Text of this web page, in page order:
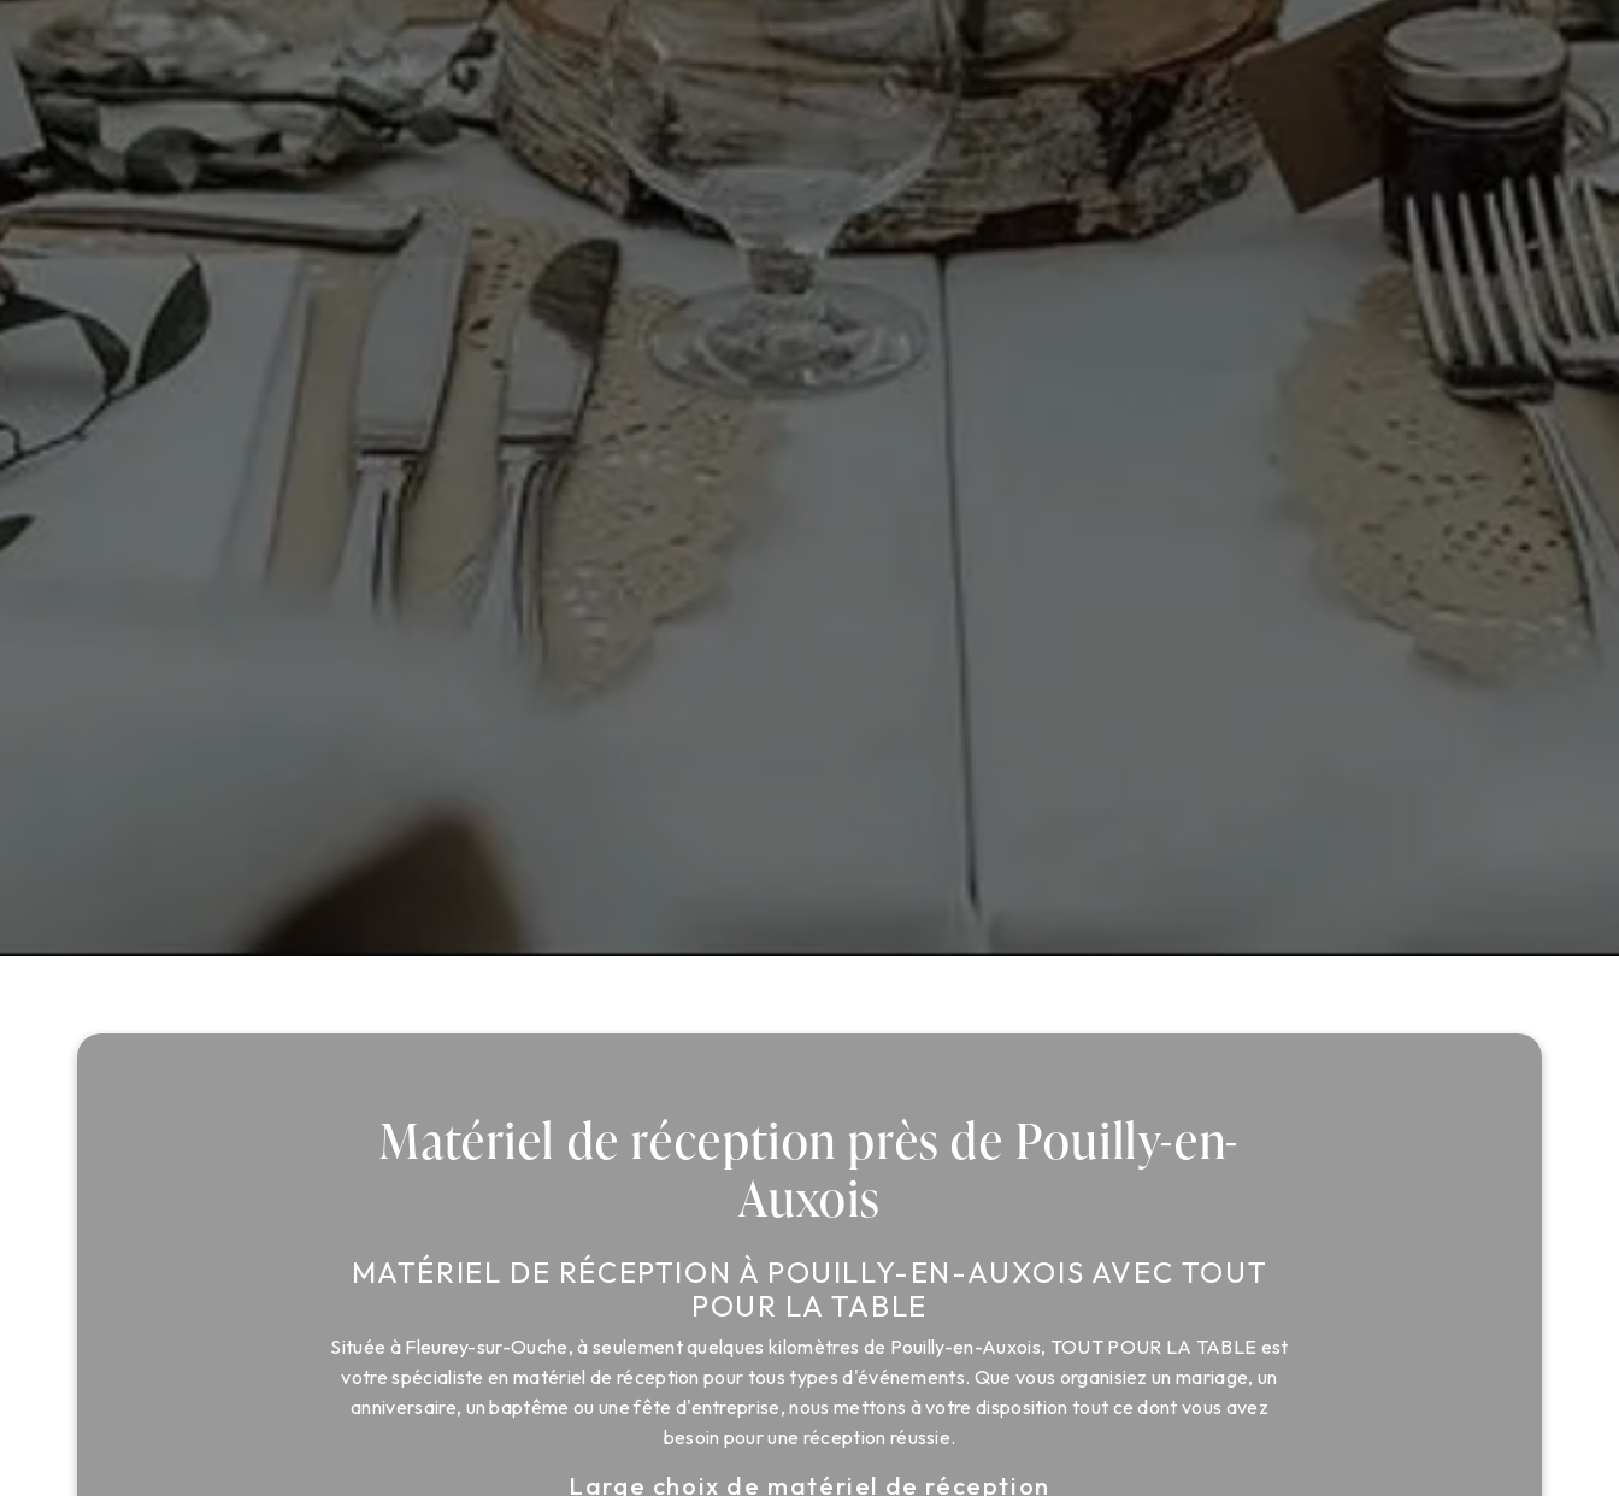
Matériel de réception près de Pouilly-en-
Auxois
MATÉRIEL DE RÉCEPTION À POUILLY-EN-AUXOIS AVEC TOUT
POUR LA TABLE
Située à Fleurey-sur-Ouche, à seulement quelques kilomètres de Pouilly-en-Auxois, TOUT POUR LA TABLE est
votre spécialiste en matériel de réception pour tous types d'événements. Que vous organisiez un mariage, un
anniversaire, un baptême ou une fête d'entreprise, nous mettons à votre disposition tout ce dont vous avez
besoin pour une réception réussie.
Large choix de matériel de réception